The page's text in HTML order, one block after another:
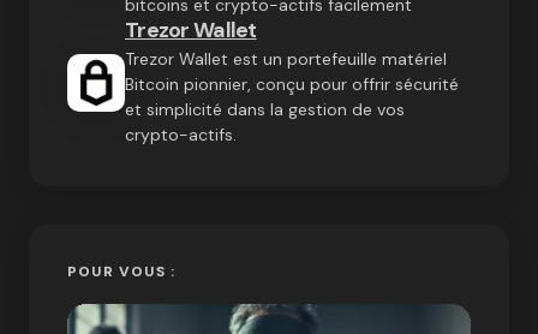
bitcoins et crypto-actifs facilement
Trezor Wallet
Trezor Wallet est un portefeuille matériel
Bitcoin pionnier, conçu pour offrir sécurité
et simplicité dans la gestion de vos
crypto-actifs.
POUR VOUS :